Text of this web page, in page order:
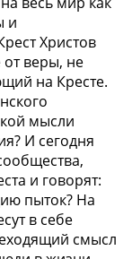
и
Христов
веры, не
на Кресте.
мысли
И сегодня
и говорят:
пыток? На
в себе
смысл